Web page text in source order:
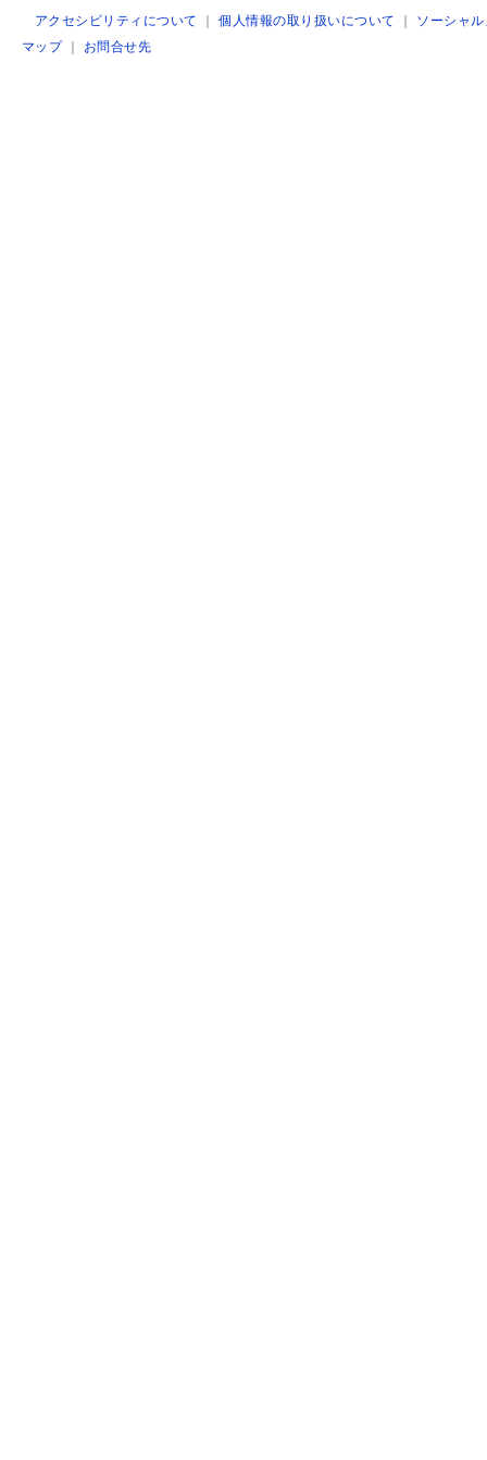
アクセシビリティについて ｜個人情報の取り扱いについて ｜ ソーシャ
マップ｜ お問合せ先